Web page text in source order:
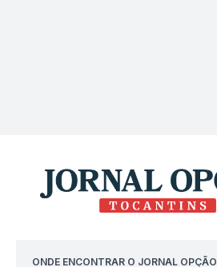
ONDE ENCONTRAR O JORNAL OPÇÃO